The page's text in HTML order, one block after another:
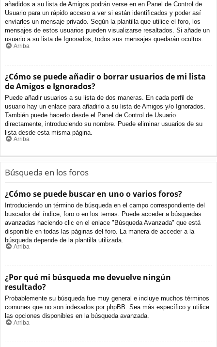
añadidos a su lista de Amigos podrán verse en en Panel de Control de
Usuario para un rápido acceso a ver si están identificados y poder así
enviarles un mensaje privado. Según la plantilla que utilice el foro, los
mensajes de estos usuarios pueden visualizarse resaltados. Si añade un
usuario a su lista de Ignorados, todos sus mensajes quedarán ocultos.
Arriba
¿Cómo se puede añadir o borrar usuarios de mi lista
de Amigos e Ignorados?
Puede añadir usuarios a su lista de dos maneras. En cada perfil de
usuario hay un enlace para añadirlo a su lista de Amigos y/o Ignorados.
También puede hacerlo desde el Panel de Control de Usuario
directamente, introduciendo su nombre. Puede eliminar usuarios de su
lista desde esta misma página.
Arriba
Búsqueda en los foros
¿Cómo se puede buscar en uno o varios foros?
Introduciendo un término de búsqueda en el campo correspondiente del
buscador del índice, foro o en los temas. Puede acceder a búsquedas
avanzadas haciendo clic en el enlace "Búsqueda Avanzada" que está
disponible en todas las páginas del foro. La manera de acceder a la
búsqueda depende de la plantilla utilizada.
Arriba
¿Por qué mi búsqueda me devuelve ningún
resultado?
Probablemente su búsqueda fue muy general e incluye muchos términos
comunes que no son indexados por phpBB. Sea más específico y utilice
las opciones disponibles en la búsqueda avanzada.
Arriba